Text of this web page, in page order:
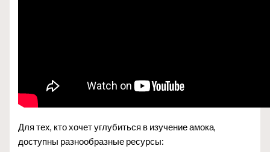
Для тех, кто хочет углубиться в изучение амока,
доступны разнообразные ресурсы: